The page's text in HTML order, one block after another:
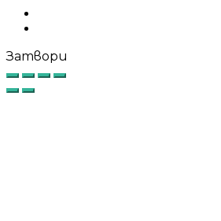
Затвори